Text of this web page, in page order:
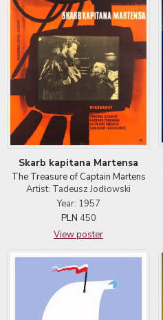
Skarb kapitana Martensa
The Treasure of Captain Martens
Artist: Tadeusz Jodłowski
Year: 1957
PLN 450
View poster